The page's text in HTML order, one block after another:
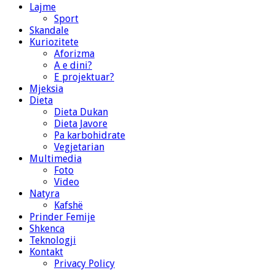
Lajme
Sport
Skandale
Kuriozitete
Aforizma
A e dini?
E projektuar?
Mjeksia
Dieta
Dieta Dukan
Dieta Javore
Pa karbohidrate
Vegjetarian
Multimedia
Foto
Video
Natyra
Kafshë
Prinder Femije
Shkenca
Teknologji
Kontakt
Privacy Policy